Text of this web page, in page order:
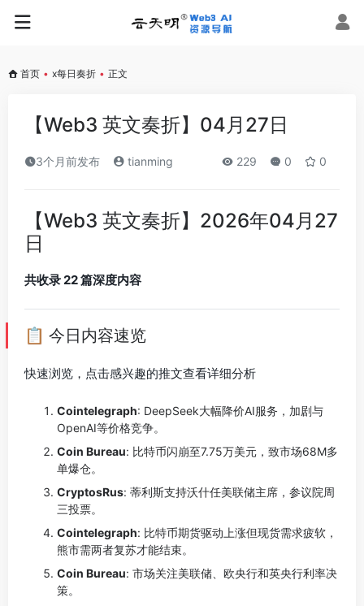
首页 • x每日奏折 • 正文
【Web3 英文奏折】04月27日
3个月前发布 tianming 229 0 0
【Web3 英文奏折】2026年04月27
日
共收录 22 篇深度内容
📋 今日内容速览
快速浏览，点击感兴趣的推文查看详细分析
Cointelegraph: DeepSeek大幅降价AI服务，加剧与
OpenAI等价格竞争。
Coin Bureau: 比特币闪崩至7.75万美元，致市场68M多
单爆仓。
CryptosRus: 蒂利斯支持沃什任美联储主席，参议院周
三投票。
Cointelegraph: 比特币期货驱动上涨但现货需求疲软，
熊市需两者复苏才能结束。
Coin Bureau: 市场关注美联储、欧央行和英央行利率决
策。